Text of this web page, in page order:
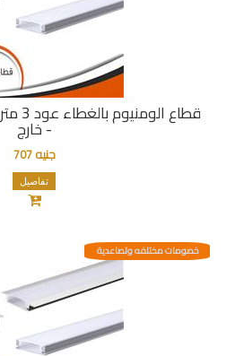
- خارج
جنيه 707
تفاصيل
خصومات مختلفه وتصاعدية